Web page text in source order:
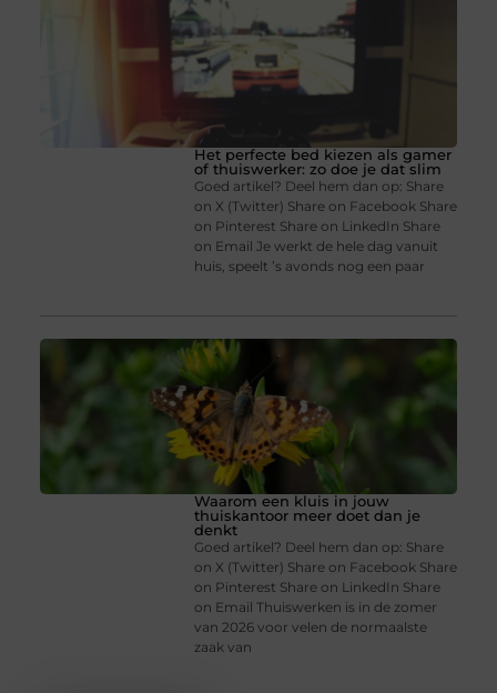
Het perfecte bed kiezen als gamer
of thuiswerker: zo doe je dat slim
Goed artikel? Deel hem dan op: Share
on X (Twitter) Share on Facebook Share
on Pinterest Share on LinkedIn Share
on Email Je werkt de hele dag vanuit
huis, speelt ’s avonds nog een paar
Waarom een kluis in jouw
thuiskantoor meer doet dan je
denkt
Goed artikel? Deel hem dan op: Share
on X (Twitter) Share on Facebook Share
on Pinterest Share on LinkedIn Share
on Email Thuiswerken is in de zomer
van 2026 voor velen de normaalste
zaak van